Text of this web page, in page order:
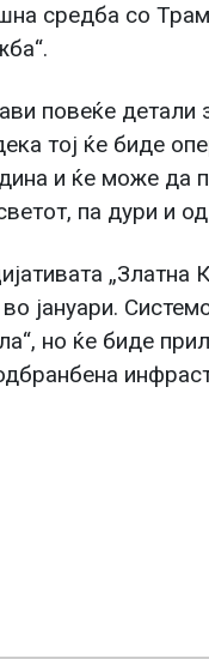
средба со
повеќе детали
тој ќе биде
и ќе може да
па дури и
„Златна
јануари.
но ќе биде